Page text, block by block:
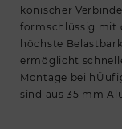
konischer
formschlüssig mit
höchste
ermöglicht
Montage bei
sind aus 35 mm